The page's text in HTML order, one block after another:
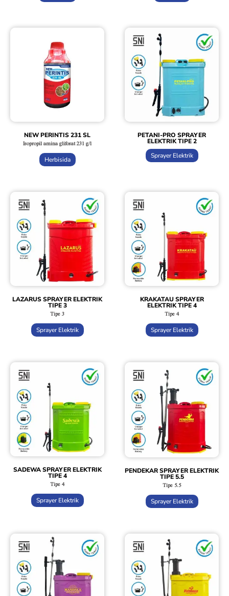
NEW PERINTIS 231 SL
Isopropil amina glifosat 231 g/l
Herbisida
PETANI-PRO SPRAYER
ELEKTRIK TIPE 2
Sprayer Elektrik
LAZARUS SPRAYER ELEKTRIK
TIPE 3
Tipe 3
Sprayer Elektrik
KRAKATAU SPRAYER
ELEKTRIK TIPE 4
Tipe 4
Sprayer Elektrik
SADEWA SPRAYER ELEKTRIK
TIPE 4
Tipe 4
Sprayer Elektrik
PENDEKAR SPRAYER ELEKTRIK
TIPE 5.5
Tipe 5.5
Sprayer Elektrik